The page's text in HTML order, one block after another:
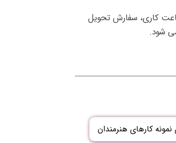
24 ساعت کاری، سفارش تحویل
شود.
نمونه کارهای هنرمندان